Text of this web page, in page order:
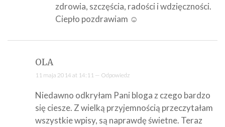
zdrowia, szczęścia, radości i wdzięczności.
Ciepło pozdrawiam ☺
OLA
11 maja 2014 at 14:11 — Odpowiedz
Niedawno odkryłam Pani bloga z czego bardzo
się ciesze. Z wielką przyjemnością przeczytałam
wszystkie wpisy, są naprawdę świetne. Teraz